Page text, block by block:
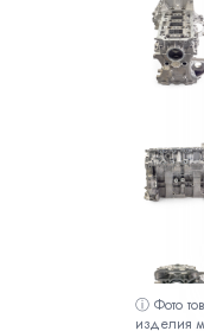
ⓘ Фото
изделия